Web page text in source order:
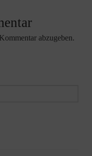
abzugeben.